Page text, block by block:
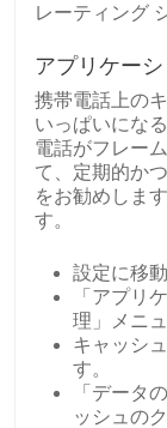
レーティング
アプリケー
携帯電話上の
いっぱいにな
電話がフレー
て、定期的か
をお勧めしま
す。
設定に移動
「アプリ
理」メニ
キャッシ
す。
「データ
ッシュの